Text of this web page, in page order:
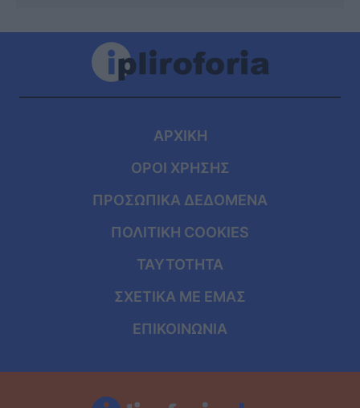
ΑΡΧΙΚΗ
ΟΡΟΙ ΧΡΗΣΗΣ
ΠΡΟΣΩΠΙΚΑ ΔΕΔΟΜΕΝΑ
ΠΟΛΙΤΙΚΗ COOKIES
ΤΑΥΤΟΤΗΤΑ
ΣΧΕΤΙΚΑ ΜΕ ΕΜΑΣ
ΕΠΙΚΟΙΝΩΝΙΑ